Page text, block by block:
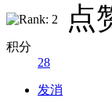
积分
28
发消
点